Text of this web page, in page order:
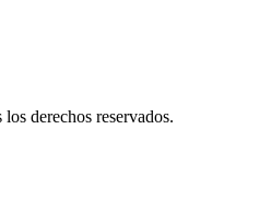
derechos reservados.